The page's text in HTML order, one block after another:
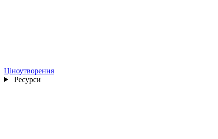
Ціноутворення
Ресурси